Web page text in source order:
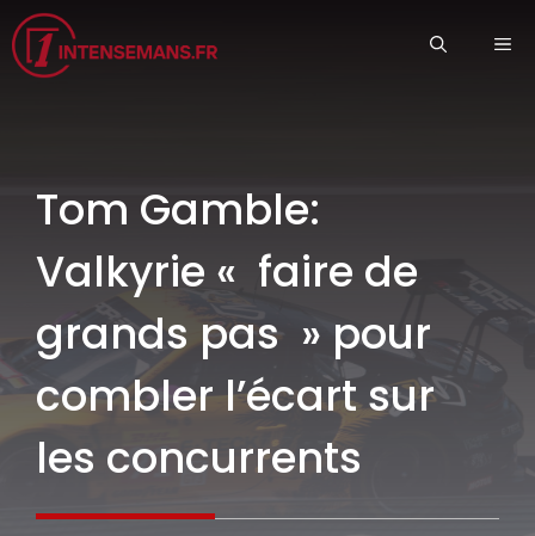
Aller
au
contenu
Tom Gamble:
Valkyrie « faire de
grands pas » pour
combler l’écart sur
les concurrents